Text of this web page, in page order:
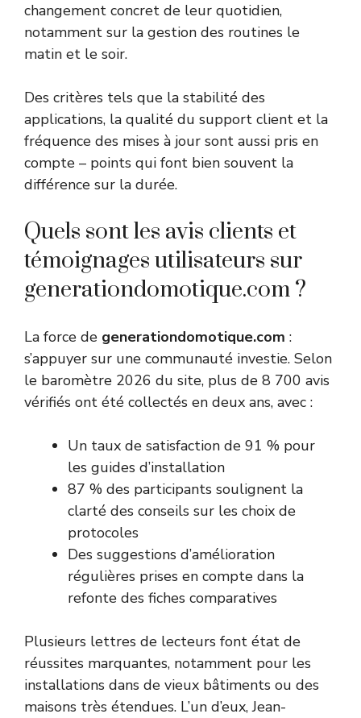
changement concret de leur quotidien,
notamment sur la gestion des routines le
matin et le soir.
Des critères tels que la stabilité des
applications, la qualité du support client et la
fréquence des mises à jour sont aussi pris en
compte – points qui font bien souvent la
différence sur la durée.
Quels sont les avis clients et
témoignages utilisateurs sur
generationdomotique.com ?
La force de generationdomotique.com :
s’appuyer sur une communauté investie. Selon
le baromètre 2026 du site, plus de 8 700 avis
vérifiés ont été collectés en deux ans, avec :
Un taux de satisfaction de 91 % pour
les guides d’installation
87 % des participants soulignent la
clarté des conseils sur les choix de
protocoles
Des suggestions d’amélioration
régulières prises en compte dans la
refonte des fiches comparatives
Plusieurs lettres de lecteurs font état de
réussites marquantes, notamment pour les
installations dans de vieux bâtiments ou des
maisons très étendues. L’un d’eux, Jean-